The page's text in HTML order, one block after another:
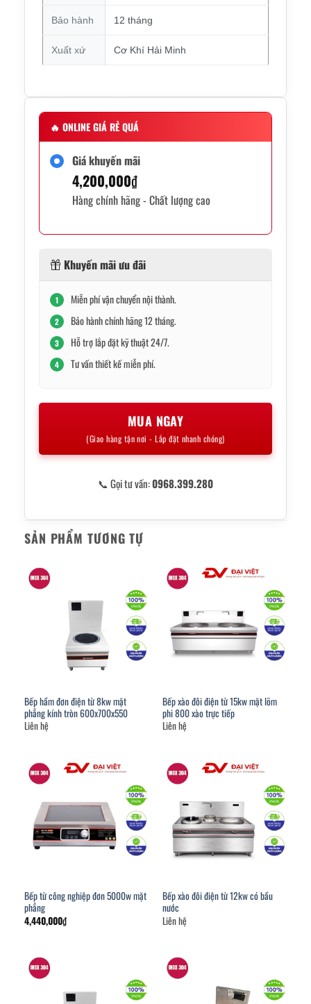
Bảo hành 12 tháng
Xuất xứ Cơ Khí Hải Minh
🔥 ONLINE GIÁ RẺ QUÁ
Giá khuyến mãi
4,200,000₫
Hàng chính hãng - Chất lượng cao
Khuyến mãi ưu đãi
1 Miễn phí vận chuyển nội thành.
2 Bảo hành chính hãng 12 tháng.
3 Hỗ trợ lắp đặt kỹ thuật 24/7.
4 Tư vấn thiết kế miễn phí.
MUA NGAY
(Giao hàng tận nơi - Lắp đặt nhanh chóng)
📞 Gọi tư vấn:0968.399.280
SẢN PHẨM TƯƠNG TỰ
Bếp hầm đơn điện từ 8kw mặt
phẳng kính tròn 600x700x550
Liên hệ
Bếp xào đôi điện từ 15kw mặt lõm
phi 800 xào trực tiếp
Liên hệ
Bếp từ công nghiệp đơn 5000w mặt
phẳng
4,440,000₫
Bếp xào đôi điện từ 12kw có bầu
nước
Liên hệ